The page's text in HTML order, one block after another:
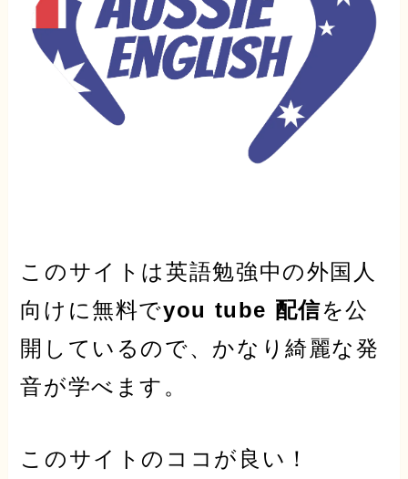
このサイトは英語勉強中の外国人
向けに無料でyou tube 配信を公
開しているので、かなり綺麗な発
音が学べます。
このサイトのココが良い！